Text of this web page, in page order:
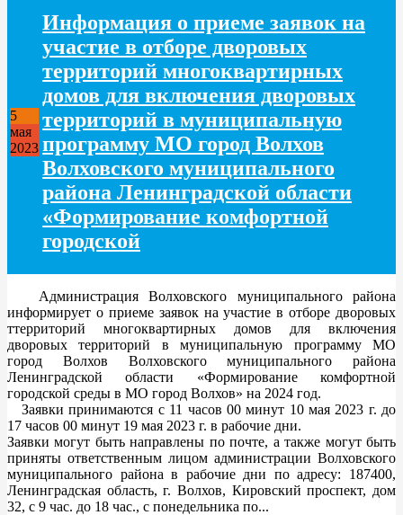
5
мая
2023
Информация о приеме заявок на
участие в отборе дворовых
территорий многоквартирных
домов для включения дворовых
территорий в муниципальную
программу МО город Волхов
Волховского муниципального
района Ленинградской области
«Формирование комфортной
городской
Администрация Волховского муниципального района
информирует о приеме заявок на участие в отборе дворовых
ттерриторий многоквартирных домов для включения
дворовых территорий в муниципальную программу МО
город Волхов Волховского муниципального района
Ленинградской области «Формирование комфортной
городской среды в МО город Волхов» на 2024 год.
Заявки принимаются с 11 часов 00 минут 10 мая 2023 г. до
17 часов 00 минут 19 мая 2023 г. в рабочие дни.
Заявки могут быть направлены по почте, а также могут быть
приняты ответственным лицом администрации Волховского
муниципального района в рабочие дни по адресу: 187400,
Ленинградская область, г. Волхов, Кировский проспект, дом
32, с 9 час. до 18 час., с понедельника по...